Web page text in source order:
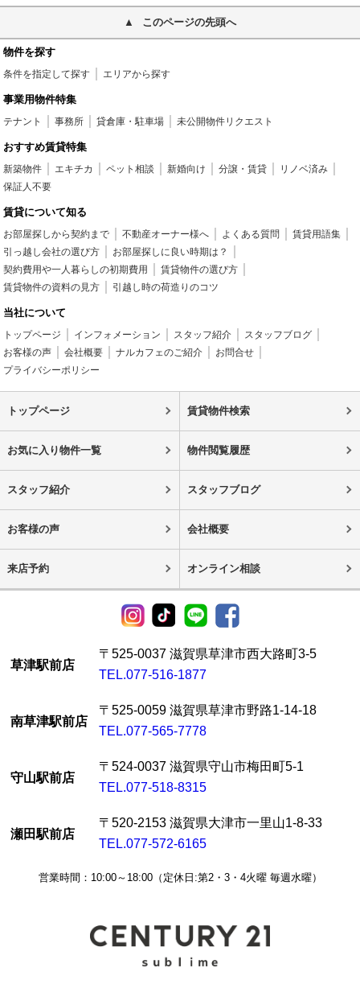
このページの先頭へ
物件を探す
条件を指定して探す エリアから探す
事業用物件特集
テナント 事務所 貸倉庫・駐車場 未公開物件リクエスト
おすすめ賃貸特集
新築物件 エキチカ ペット相談 新婚向け 分譲・賃貸
リノベ済み
保証人不要
賃貸について知る
お部屋探しから契約まで 不動産オーナー様へ よくある質問
賃貸用語集
引っ越し会社の選び方
お部屋探しに良い時期は？
契約費用や一人暮らしの初期費用
賃貸物件の選び方
賃貸物件の資料の見方
引越し時の荷造りのコツ
当社について
トップページ インフォメーション スタッフ紹介
スタッフブログ
お客様の声
会社概要 ナルカフェのご紹介
お問合せ
プライバシーポリシー
トップページ 賃貸物件検索
お気に入り物件一覧 物件閲覧履歴
スタッフ紹介 スタッフブログ
お客様の声 会社概要
来店予約 オンライン相談
草津駅前店
〒525-0037 滋賀県草津市西大路町3-5
TEL.077-516-1877
南草津駅前店
〒525-0059 滋賀県草津市野路1-14-18
TEL.077-565-7778
守山駅前店
〒524-0037 滋賀県守山市梅田町5-1
TEL.077-518-8315
瀬田駅前店
〒520-2153 滋賀県大津市一里山1-8-33
TEL.077-572-6165
営業時間：10:00～18:00（定休日:第2・3・4火曜 毎週水曜）